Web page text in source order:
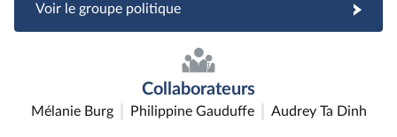
Voir le groupe politique
Collaborateurs
Mélanie Burg Philippine Gauduffe Audrey Ta Dinh